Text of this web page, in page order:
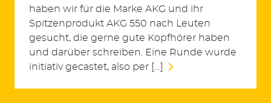
haben wir für die Marke AKG und ihr
Spitzenprodukt AKG 550 nach Leuten
gesucht, die gerne gute Kopfhörer haben
und darüber schreiben. Eine Runde wurde
initiativ gecastet, also per […]